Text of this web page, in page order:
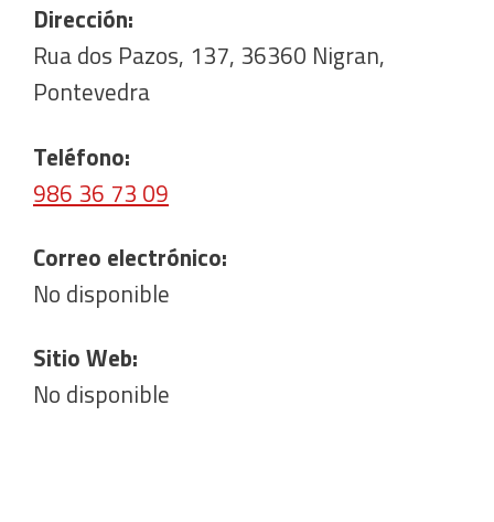
Dirección:
Rua dos Pazos, 137, 36360 Nigran,
Pontevedra
Teléfono:
986 36 73 09
Correo electrónico:
No disponible
Sitio Web:
No disponible